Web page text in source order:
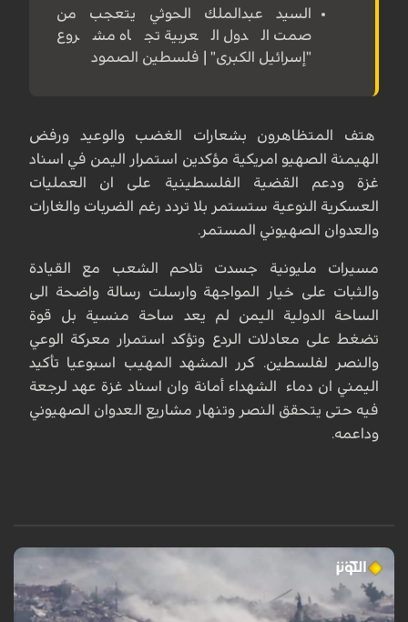
السيد عبدالملك الحوثي يتعجب من
صمت الدول العربية تجاه مشروع
"إسرائيل الكبرى" | فلسطين الصمود
هتف المتظاهرون بشعارات الغضب والوعيد ورفض
الهيمنة الصهيو امريكية مؤكدين استمرار اليمن في اسناد
غزة ودعم القضية الفلسطينية على ان العمليات
العسكرية النوعية ستستمر بلا تردد رغم الضربات والغارات
والعدوان الصهيوني المستمر.
مسيرات مليونية جسدت تلاحم الشعب مع القيادة
والثبات على خيار المواجهة وارسلت رسالة واضحة الى
الساحة الدولية اليمن لم يعد ساحة منسية بل قوة
تضغط على معادلات الردع وتؤكد استمرار معركة الوعي
والنصر لفلسطين. كرر المشهد المهيب اسبوعيا تأكيد
اليمني ان دماء الشهداء أمانة وان اسناد غزة عهد لرجعة
فيه حتى يتحقق النصر وتنهار مشاريع العدوان الصهيوني
وداعمه.